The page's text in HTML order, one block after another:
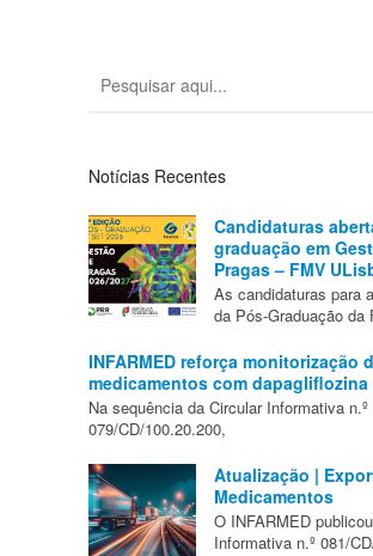
Notícias Recentes
Candidaturas
graduação em
Pragas – FMV
As candidaturas para
da Pós-Graduação da
INFARMED reforça monitorização
medicamentos com dapagliflozina
Na sequência da Circular Informativa n.º
079/CD/100.20.200,
Atualização |
Medicamentos
O INFARMED
Informativa n.º 081/